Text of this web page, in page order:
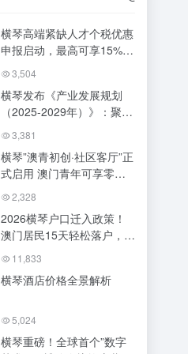
横琴高端紧缺人才个税优惠
申报启动，最高可享15%封
顶税率
3,504
横琴发布《产业发展规划
（2025-2029年）》：聚焦
“四新”产业，推动琴澳一体
3,381
横琴”澳青初创·社区客厅”正
式启用 澳门青年可享零成
本创业服务
2,328
2026横琴户口迁入政策！
澳门居民15天轻松落户，附
超全避坑指南
11,833
横琴酒店价格全景解析
5,024
横琴重磅！全球首个”数字